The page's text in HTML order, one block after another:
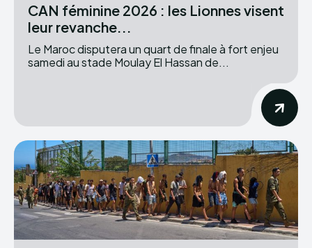
CAN féminine 2026 : les Lionnes visent
leur revanche...
Le Maroc disputera un quart de finale à fort enjeu
samedi au stade Moulay El Hassan de...